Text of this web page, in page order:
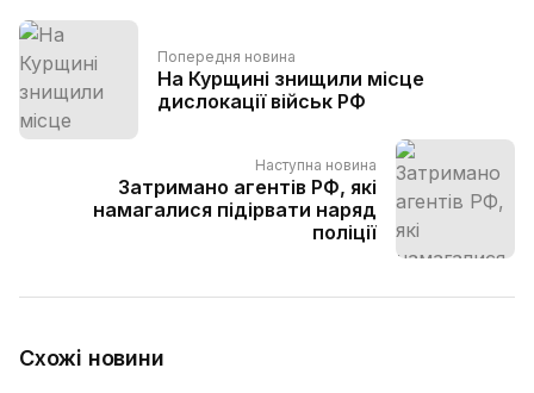
Попередня новина
На Курщині знищили місце
дислокації військ РФ
Наступна новина
Затримано агентів РФ, які
намагалися підірвати наряд
поліції
Схожі новини